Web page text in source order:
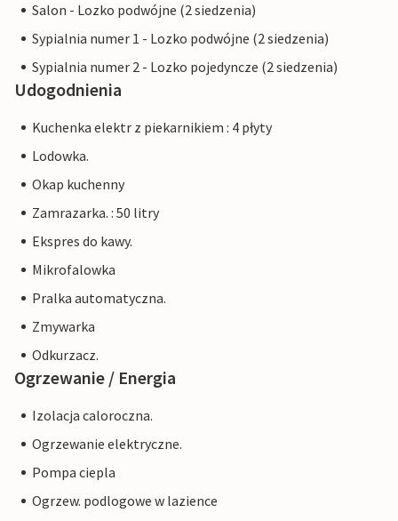
Salon - Lozko podwójne (2 siedzenia)
Sypialnia numer 1 - Lozko podwójne (2 siedzenia)
Sypialnia numer 2 - Lozko pojedyncze (2 siedzenia)
Udogodnienia
Kuchenka elektr z piekarnikiem : 4 płyty
Lodowka.
Okap kuchenny
Zamrazarka. : 50 litry
Ekspres do kawy.
Mikrofalowka
Pralka automatyczna.
Zmywarka
Odkurzacz.
Ogrzewanie / Energia
Izolacja caloroczna.
Ogrzewanie elektryczne.
Pompa ciepla
Ogrzew. podlogowe w lazience